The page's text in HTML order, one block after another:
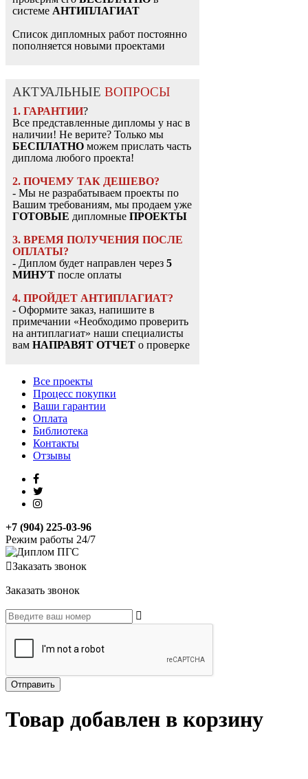
системе АНТИПЛАГИАТ
Список дипломных работ постоянно
пополняется новыми проектами
АКТУАЛЬНЫЕ ВОПРОСЫ
1. ГАРАНТИИ?
Все представленные дипломы у нас в
наличии! Не верите? Только мы
БЕСПЛАТНО можем прислать часть
диплома любого проекта!
2. ПОЧЕМУ ТАК ДЕШЕВО?
- Мы не разрабатываем проекты по
Вашим требованиям, мы продаем уже
ГОТОВЫЕ дипломные ПРОЕКТЫ
3. ВРЕМЯ ПОЛУЧЕНИЯ ПОСЛЕ
ОПЛАТЫ?
- Диплом будет направлен через 5
МИНУТ после оплаты
4. ПРОЙДЕТ АНТИПЛАГИАТ?
- Оформите заказ, напишите в
примечании «Необходимо проверить
на антиплагиат» наши специалисты
вам НАПРАВЯТ ОТЧЕТ о проверке
Все проекты
Процесс покупки
Ваши гарантии
Оплата
Библиотека
Контакты
Отзывы
+7 (904) 225-03-96
Режим работы 24/7
Заказать звонок
Заказать звонок
Товар добавлен в корзину